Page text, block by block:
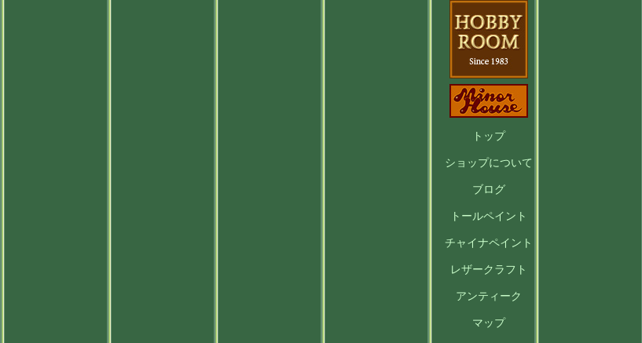
トップ
ショップについて
ブログ
トールペイント
チャイナペイント
レザークラフト
アンティーク
マップ